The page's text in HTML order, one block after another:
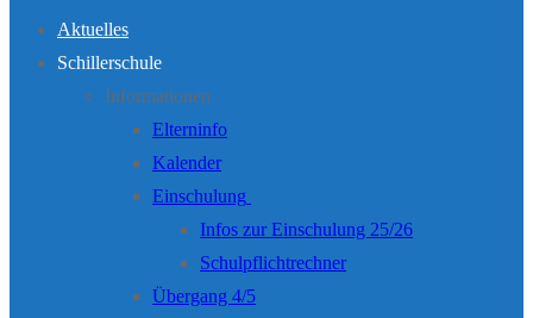
Aktuelles
Schillerschule
Informationen
Elterninfo
Kalender
Einschulung
Infos zur Einschulung 25/26
Schulpflichtrechner
Übergang 4/5